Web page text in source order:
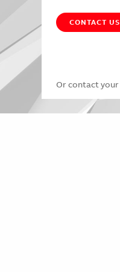
CONTACT US
Or contact your